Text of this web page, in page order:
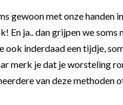
gewoon met onze handen
En ja.. dan grijpen we
ook inderdaad een tijdje,
merk je dat je worsteling
van deze methoden